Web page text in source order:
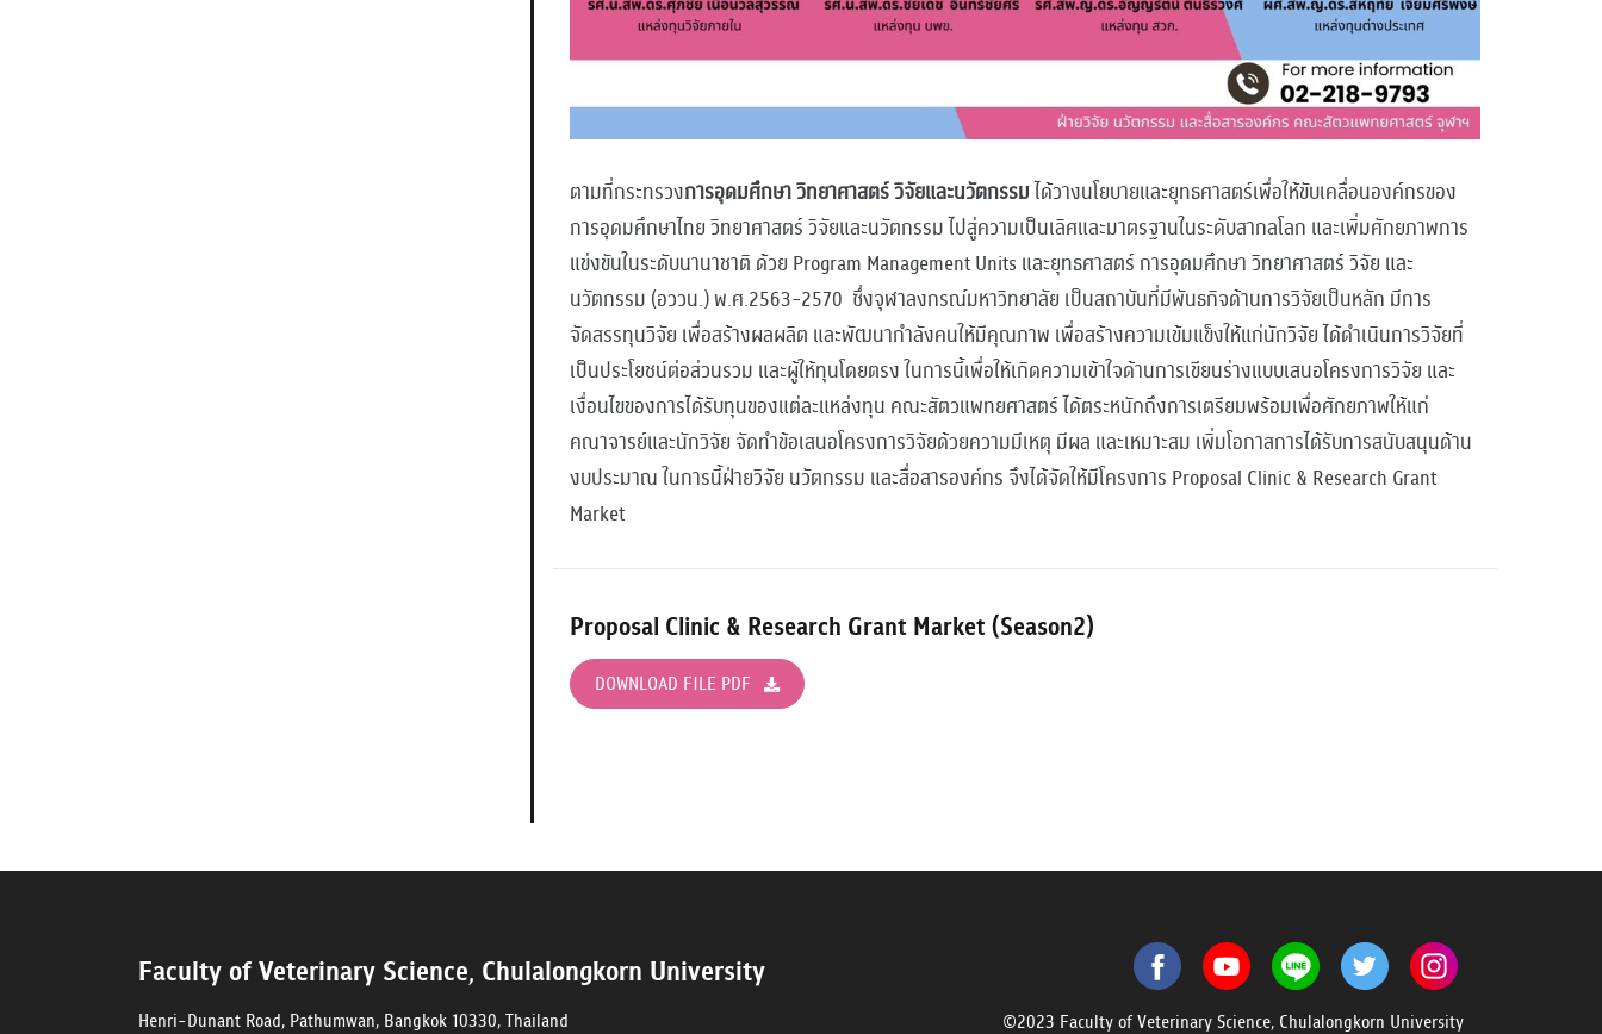
ตามที่กระทรวงการอุดมศึกษา วิทยาศาสตร์ วิจัยและนวัตกรรมได้วางนโยบายและยุทธศาสตร์เพื่อให้ขับเคลื่อนองค์กรของ
การอุดมศึกษาไทย วิทยาศาสตร์ วิจัยและนวัตกรรม ไปสู่ความเป็นเลิศและมาตรฐานในระดับสากลโลก และเพิ่มศักยภาพการ
แข่งขันในระดับนานาชาติ ด้วย Program Management Units และยุทธศาสตร์ การอุดมศึกษา วิทยาศาสตร์ วิจัย และ
นวัตกรรม (อววน.) พ.ศ.2563-2570 ซึ่งจุฬาลงกรณ์มหาวิทยาลัย เป็นสถาบันที่มีพันธกิจด้านการวิจัยเป็นหลัก มีการ
จัดสรรทุนวิจัย เพื่อสร้างผลผลิต และพัฒนากำลังคนให้มีคุณภาพ เพื่อสร้างความเข้มแข็งให้แก่นักวิจัย ได้ดำเนินการวิจัยที่
เป็นประโยชน์ต่อส่วนรวม และผู้ให้ทุนโดยตรง ในการนี้เพื่อให้เกิดความเข้าใจด้านการเขียนร่างแบบเสนอโครงการวิจัย และ
เงื่อนไขของการได้รับทุนของแต่ละแหล่งทุน คณะสัตวแพทยศาสตร์ ได้ตระหนักถึงการเตรียมพร้อมเพื่อศักยภาพให้แก่
คณาจารย์และนักวิจัย จัดทำข้อเสนอโครงการวิจัยด้วยความมีเหตุ มีผล และเหมาะสม เพิ่มโอกาสการได้รับการสนับสนุนด้าน
งบประมาณ ในการนี้ฝ่ายวิจัย นวัตกรรม และสื่อสารองค์กร จึงได้จัดให้มีโครงการ Proposal Clinic & Research Grant
Market
Proposal Clinic & Research Grant Market (Season2)
DOWNLOAD FILE PDF
Faculty of Veterinary Science, Chulalongkorn University
Henri-Dunant Road, Pathumwan, Bangkok 10330, Thailand ©2023 Faculty of Veterinary Science, Chulalongkorn University